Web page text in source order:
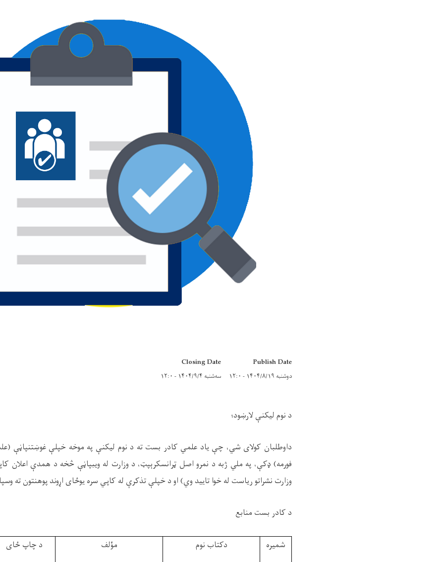
Publish Date
دوشنبه ۱۴۰۴/۸/۱۹ - ۱۲:۰
Closing Date
سه‌شنبه ۱۴۰۴/۹/۴ - ۱۲:۰
د نوم لیکنېلارښود؛
داوطلبان کولای شي، چې یاد علمي کادر بست ته د نوم لیکنې په موخه خپلې غوښتنپاڼې
فورمه) ډکې، په ملي ژبه د نمرو اصل ټرانسکرېپټ، د وزارت له ویبپاڼې څخه د همدې اعلان
وزارت نشراتو ریاست له خوا تایید وي)او د خپلېتذکرې له کاپي سره یوځای اړوند پوهنتون ته
د کادر بست منابع
شمیره دکتاب نوم مؤلف د چاپځای